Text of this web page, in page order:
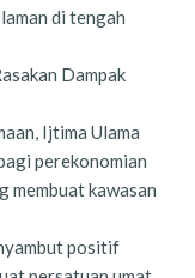
di tengah
Dampak
Ijtima Ulama
perekonomian
membuat kawasan
positif